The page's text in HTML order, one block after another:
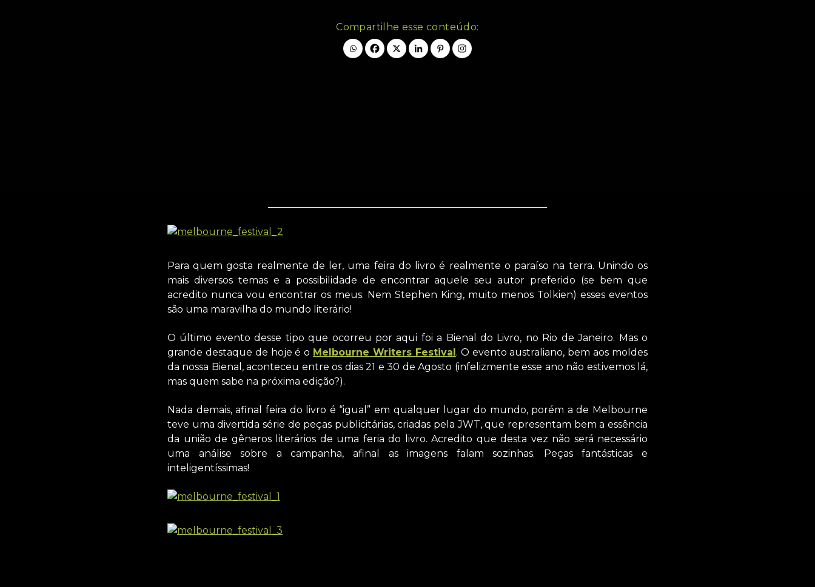
Compartilhe esse conteúdo:
Para quem gosta realmente de ler, uma feira do livro é realmente o paraíso na terra. Unindo os
mais diversos temas e a possibilidade de encontrar aquele seu autor preferido (se bem que
acredito nunca vou encontrar os meus. Nem Stephen King, muito menos Tolkien) esses eventos
são uma maravilha do mundo literário!
O último evento desse tipo que ocorreu por aqui foi a Bienal do Livro, no Rio de Janeiro. Mas o
grande destaque de hoje é o Melbourne Writers Festival. O evento australiano, bem aos moldes
da nossa Bienal, aconteceu entre os dias 21 e 30 de Agosto (infelizmente esse ano não estivemos lá,
mas quem sabe na próxima edição?).
Nada demais, afinal feira do livro é “igual” em qualquer lugar do mundo, porém a de Melbourne
teve uma divertida série de peças publicitárias, criadas pela JWT, que representam bem a essência
da união de gêneros literários de uma feria do livro. Acredito que desta vez não será necessário
uma análise sobre a campanha, afinal as imagens falam sozinhas. Peças fantásticas e
inteligentíssimas!